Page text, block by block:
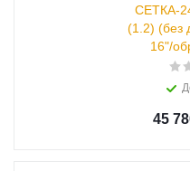
СЕТКА-
(1.2)
16"/
45